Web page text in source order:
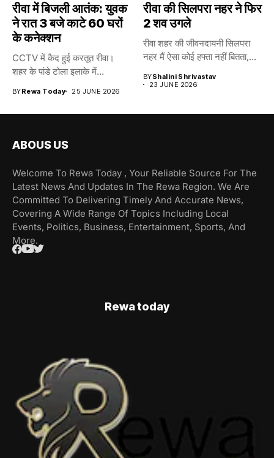
रीवा में बिजली आतंक: युवक
ने रात 3 बजे काटे 60 घरों
के कनेक्शन
CCTV में कैद हुई करतूत रीवा।
शहर के पांडे टोला इलाके में...
BYRewa Today 25 JUNE 2026
रीवा की सिलपरा नहर ने फिर
2 शव उगले
रीवा शहर की जीवनदायनी सिलपरा
नहर मैं ऐसा कोई हफ्ता नहीं बितता,...
BYShalini Shrivastav
23 JUNE 2026
ABOUS US
Welcome To Rewa Today , Your Reliable Source For The
Latest News And Updates In The Rewa Region. We Are
Committed To Delivering Timely And Accurate News,
Covering A Wide Range Of Topics Including Local
Events, Politics, Business, Entertainment, Sports, And
More.
Rewa today